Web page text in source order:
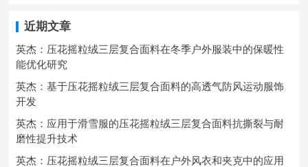
近期文章
英杰：压花摇粒绒三层复合面料在冬季户外服装中的保暖性
能优化研究
英杰：基于压花摇粒绒三层复合面料的高透气防风运动服饰
开发
英杰：应用于滑雪服的压花摇粒绒三层复合面料抗撕裂与耐
磨性提升技术
英杰：压花摇粒绒三层复合面料在户外风衣和夹克中的应用